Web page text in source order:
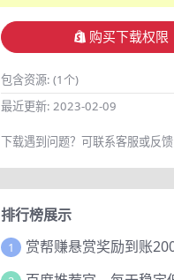
购买下载权限
包含资源: (1个)
最近更新: 2023-02-09
下载遇到问题？可联系客服或反馈
排行榜展示
1